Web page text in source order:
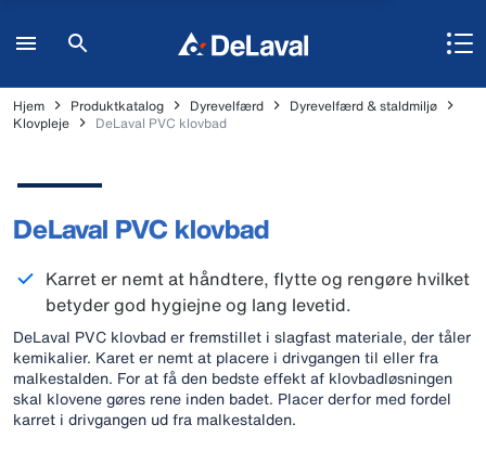
Hjem Produktkatalog Dyrevelfærd
Dyrevelfærd & staldmiljø
Klovpleje
DeLaval PVC klovbad
DeLaval PVC klovbad
Karret er nemt at håndtere, flytte og rengøre hvilket
betyder god hygiejne og lang levetid.
DeLaval PVC klovbad er fremstillet i slagfast materiale, der tåler
kemikalier. Karet er nemt at placere i drivgangen til eller fra
malkestalden. For at få den bedste effekt af klovbadløsningen
skal klovene gøres rene inden badet. Placer derfor med fordel
karret i drivgangen ud fra malkestalden.